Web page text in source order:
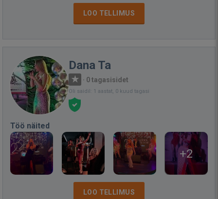
LOO TELLIMUS
Dana Ta
· 0 tagasisidet
Oli saidil: 1 aastat, 0 kuud tagasi
Töö näited
+2
LOO TELLIMUS